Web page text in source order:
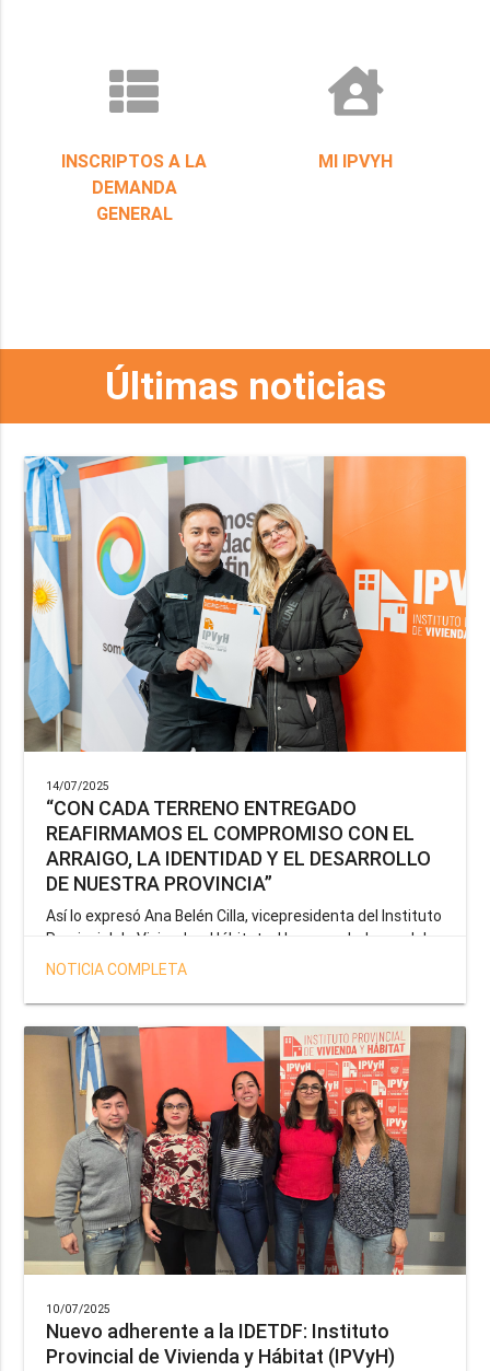
INSCRIPTOS A LA
DEMANDA
GENERAL
MI IPVYH
Últimas noticias
14/07/2025
“CON CADA TERRENO ENTREGADO
REAFIRMAMOS EL COMPROMISO CON EL
ARRAIGO, LA IDENTIDAD Y EL DESARROLLO
DE NUESTRA PROVINCIA”
Así lo expresó Ana Belén Cilla, vicepresidenta del Instituto
Provincial de Vivienda y Hábitat, al hacer un balance del
trabajo del organismo en el marco de la operatoria
salud y seguridad impulsada por el gobernador Gustavo
Melella.
NOTICIA COMPLETA
10/07/2025
Nuevo adherente a la IDETDF: Instituto
Provincial de Vivienda y Hábitat (IPVyH)